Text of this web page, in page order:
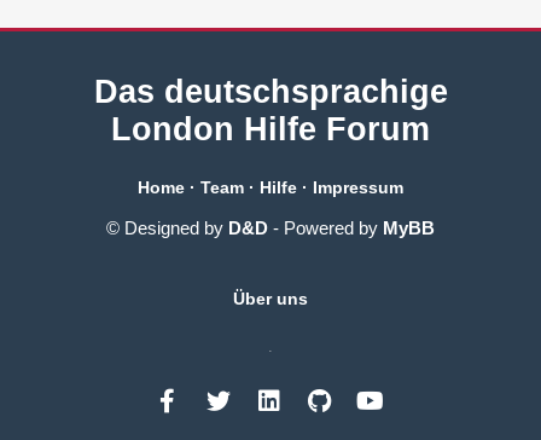
Das deutschsprachige
London Hilfe Forum
Home · Team · Hilfe · Impressum
© Designed by D&D - Powered by MyBB
Über uns
.